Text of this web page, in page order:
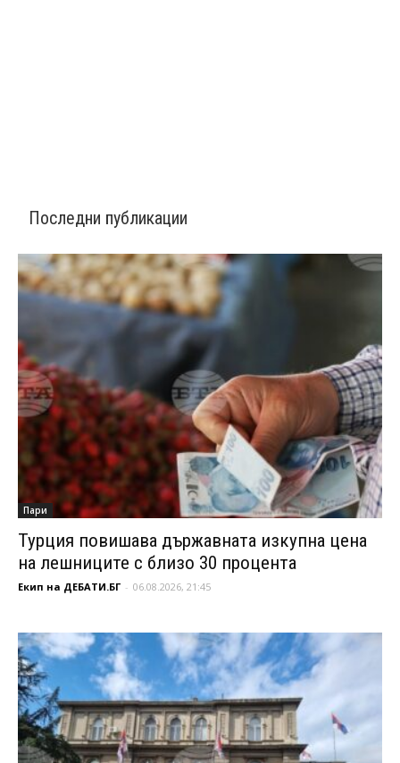
Последни публикации
Пари
Турция повишава държавната изкупна цена
на лешниците с близо 30 процента
Екип на ДЕБАТИ.БГ - 06.08.2026, 21:45